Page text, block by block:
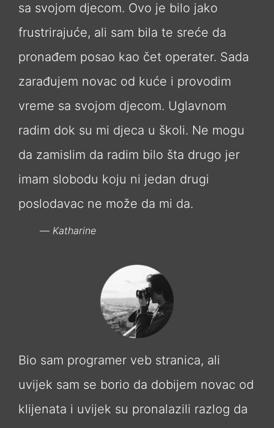
sa svojom djecom. Ovo je bilo jako
frustrirajuće, ali sam bila te sreće da
pronađem posao kao čet operater. Sada
zarađujem novac od kuće i provodim
vreme sa svojom djecom. Uglavnom
radim dok su mi djeca u školi. Ne mogu
da zamislim da radim bilo šta drugo jer
imam slobodu koju ni jedan drugi
poslodavac ne može da mi da.
Katharine
Bio sam programer veb stranica, ali
uvijek sam se borio da dobijem novac od
klijenata i uvijek su pronalazili razlog da